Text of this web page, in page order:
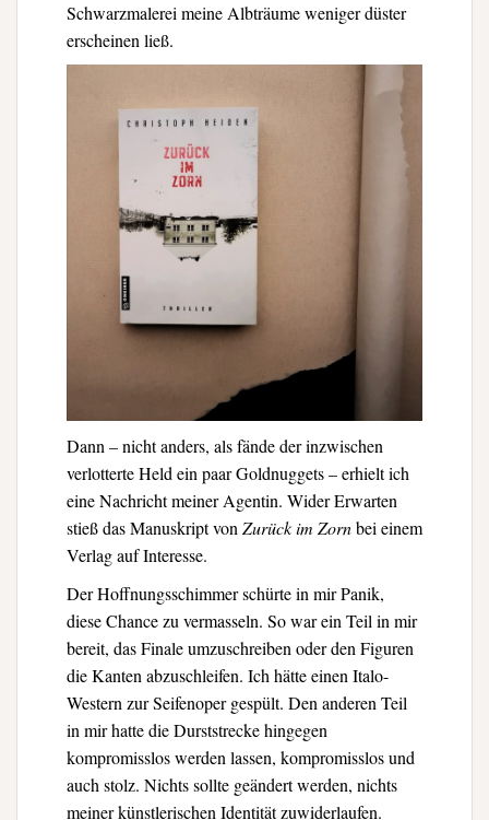
Schwarzmalerei meine Albträume weniger düster
erscheinen ließ.
Dann – nicht anders, als fände der inzwischen
verlotterte Held ein paar Goldnuggets – erhielt ich
eine Nachricht meiner Agentin. Wider Erwarten
stieß das Manuskript vonZurück im Zornbei einem
Verlag auf Interesse.
Der Hoffnungsschimmer schürte in mir Panik,
diese Chance zu vermasseln. So war ein Teil in mir
bereit, das Finale umzuschreiben oder den Figuren
die Kanten abzuschleifen. Ich hätte einen Italo-
Western zur Seifenoper gespült. Den anderen Teil
in mir hatte die Durststrecke hingegen
kompromisslos werden lassen, kompromisslos und
auch stolz. Nichts sollte geändert werden, nichts
meiner künstlerischen Identität zuwiderlaufen.